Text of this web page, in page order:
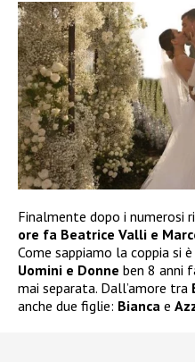
Finalmente dopo i numerosi
ore fa Beatrice Valli e
Come sappiamo la coppia si
Uomini e Donne ben 8 anni
mai separata. Dall’amore tra
anche due figlie: Bianca e